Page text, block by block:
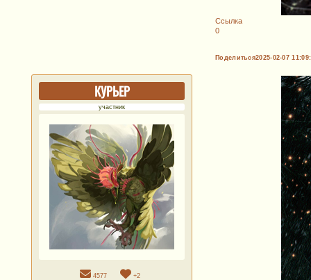
Ссылка
0
Поделиться2025-02-07
КУРЬЕР
участник
4577 +2